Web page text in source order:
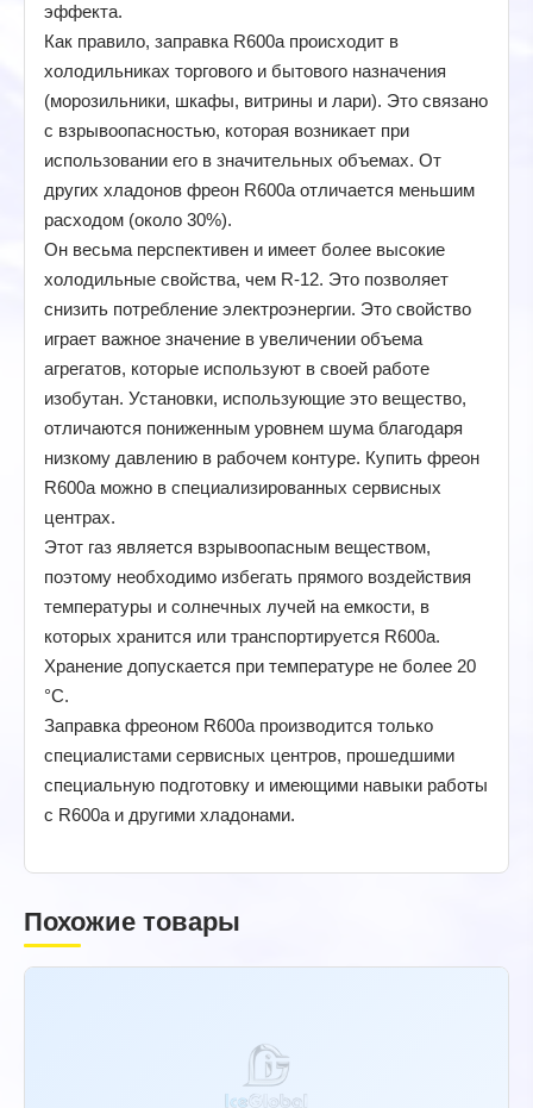
эффекта.
Как правило, заправка R600a происходит в
холодильниках торгового и бытового назначения
(морозильники, шкафы, витрины и лари). Это связано
с взрывоопасностью, которая возникает при
использовании его в значительных объемах. От
других хладонов фреон R600a отличается меньшим
расходом (около 30%).
Он весьма перспективен и имеет более высокие
холодильные свойства, чем R-12. Это позволяет
снизить потребление электроэнергии. Это свойство
играет важное значение в увеличении объема
агрегатов, которые используют в своей работе
изобутан. Установки, использующие это вещество,
отличаются пониженным уровнем шума благодаря
низкому давлению в рабочем контуре. Купить фреон
R600a можно в специализированных сервисных
центрах.
Этот газ является взрывоопасным веществом,
поэтому необходимо избегать прямого воздействия
температуры и солнечных лучей на емкости, в
которых хранится или транспортируется R600a.
Хранение допускается при температуре не более 20
°C.
Заправка фреоном R600a производится только
специалистами сервисных центров, прошедшими
специальную подготовку и имеющими навыки работы
с R600a и другими хладонами.
Похожие товары